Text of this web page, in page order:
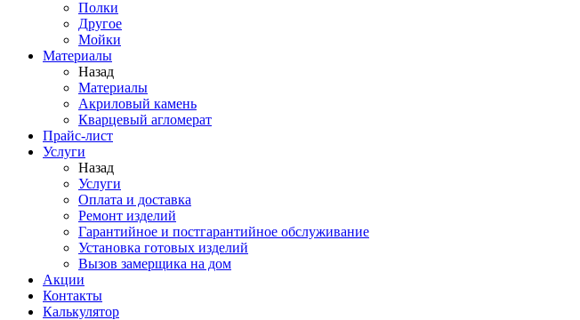
Полки
Другое
Мойки
Материалы
Назад
Материалы
Акриловый камень
Кварцевый агломерат
Прайс-лист
Услуги
Назад
Услуги
Оплата и доставка
Ремонт изделий
Гарантийное и постгарантийное обслуживание
Установка готовых изделий
Вызов замерщика на дом
Акции
Контакты
Калькулятор